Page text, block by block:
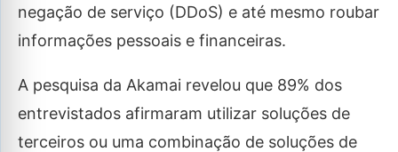
negação de serviço (DDoS) e até mesmo roubar
informações pessoais e financeiras.
A pesquisa da Akamai revelou que 89% dos
entrevistados afirmaram utilizar soluções de
terceiros ou uma combinação de soluções de